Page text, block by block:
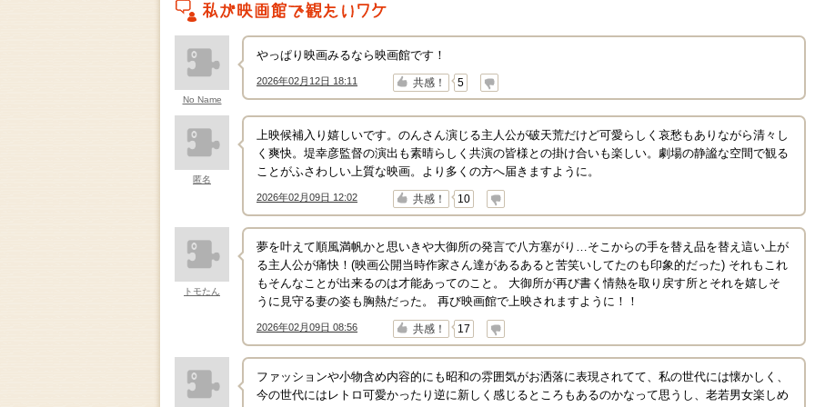
私がこの作品を映画館で観たいワケ
No Name
やっぱり映画みるなら映画館です！
2026年02月12日 18:11
↑ 共感！ 5
↓
匿名
上映候補入り嬉しいです。のんさん演じる主人公が破天荒だけど可愛らしく哀愁もありながら清々し
く爽快。堤幸彦監督の演出も素晴らしく共演の皆様との掛け合いも楽しい。劇場の静謐な空間で観る
ことがふさわしい上質な映画。より多くの方へ届きますように。
2026年02月09日 12:02
↑ 共感！ 10
↓
トモたん
夢を叶えて順風満帆かと思いきや大御所の発言で八方塞がり…そこからの手を替え品を替え這い上が
る主人公が痛快！(映画公開当時作家さん達があるあると苦笑いしてたのも印象的だった) それもこれ
もそんなことが出来るのは才能あってのこと。 大御所が再び書く情熱を取り戻す所とそれを嬉しそ
うに見守る妻の姿も胸熱だった。 再び映画館で上映されますように！！
2026年02月09日 08:56
↑ 共感！ 17
↓
ファッションや小物含め内容的にも昭和の雰囲気がお洒落に表現されてて、私の世代には懐かしく、
今の世代にはレトロ可愛かったり逆に新しく感じるところもあるのかなって思うし、老若男女楽しめ